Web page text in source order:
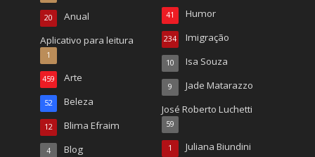
Anual
20
Aplicativo para leitura
1
Arte
459
Beleza
52
Blima Efraim
12
Blog
4
Humor
41
Imigração
234
Isa Souza
10
Jade Matarazzo
9
José Roberto Luchetti
59
Juliana Biundini
1